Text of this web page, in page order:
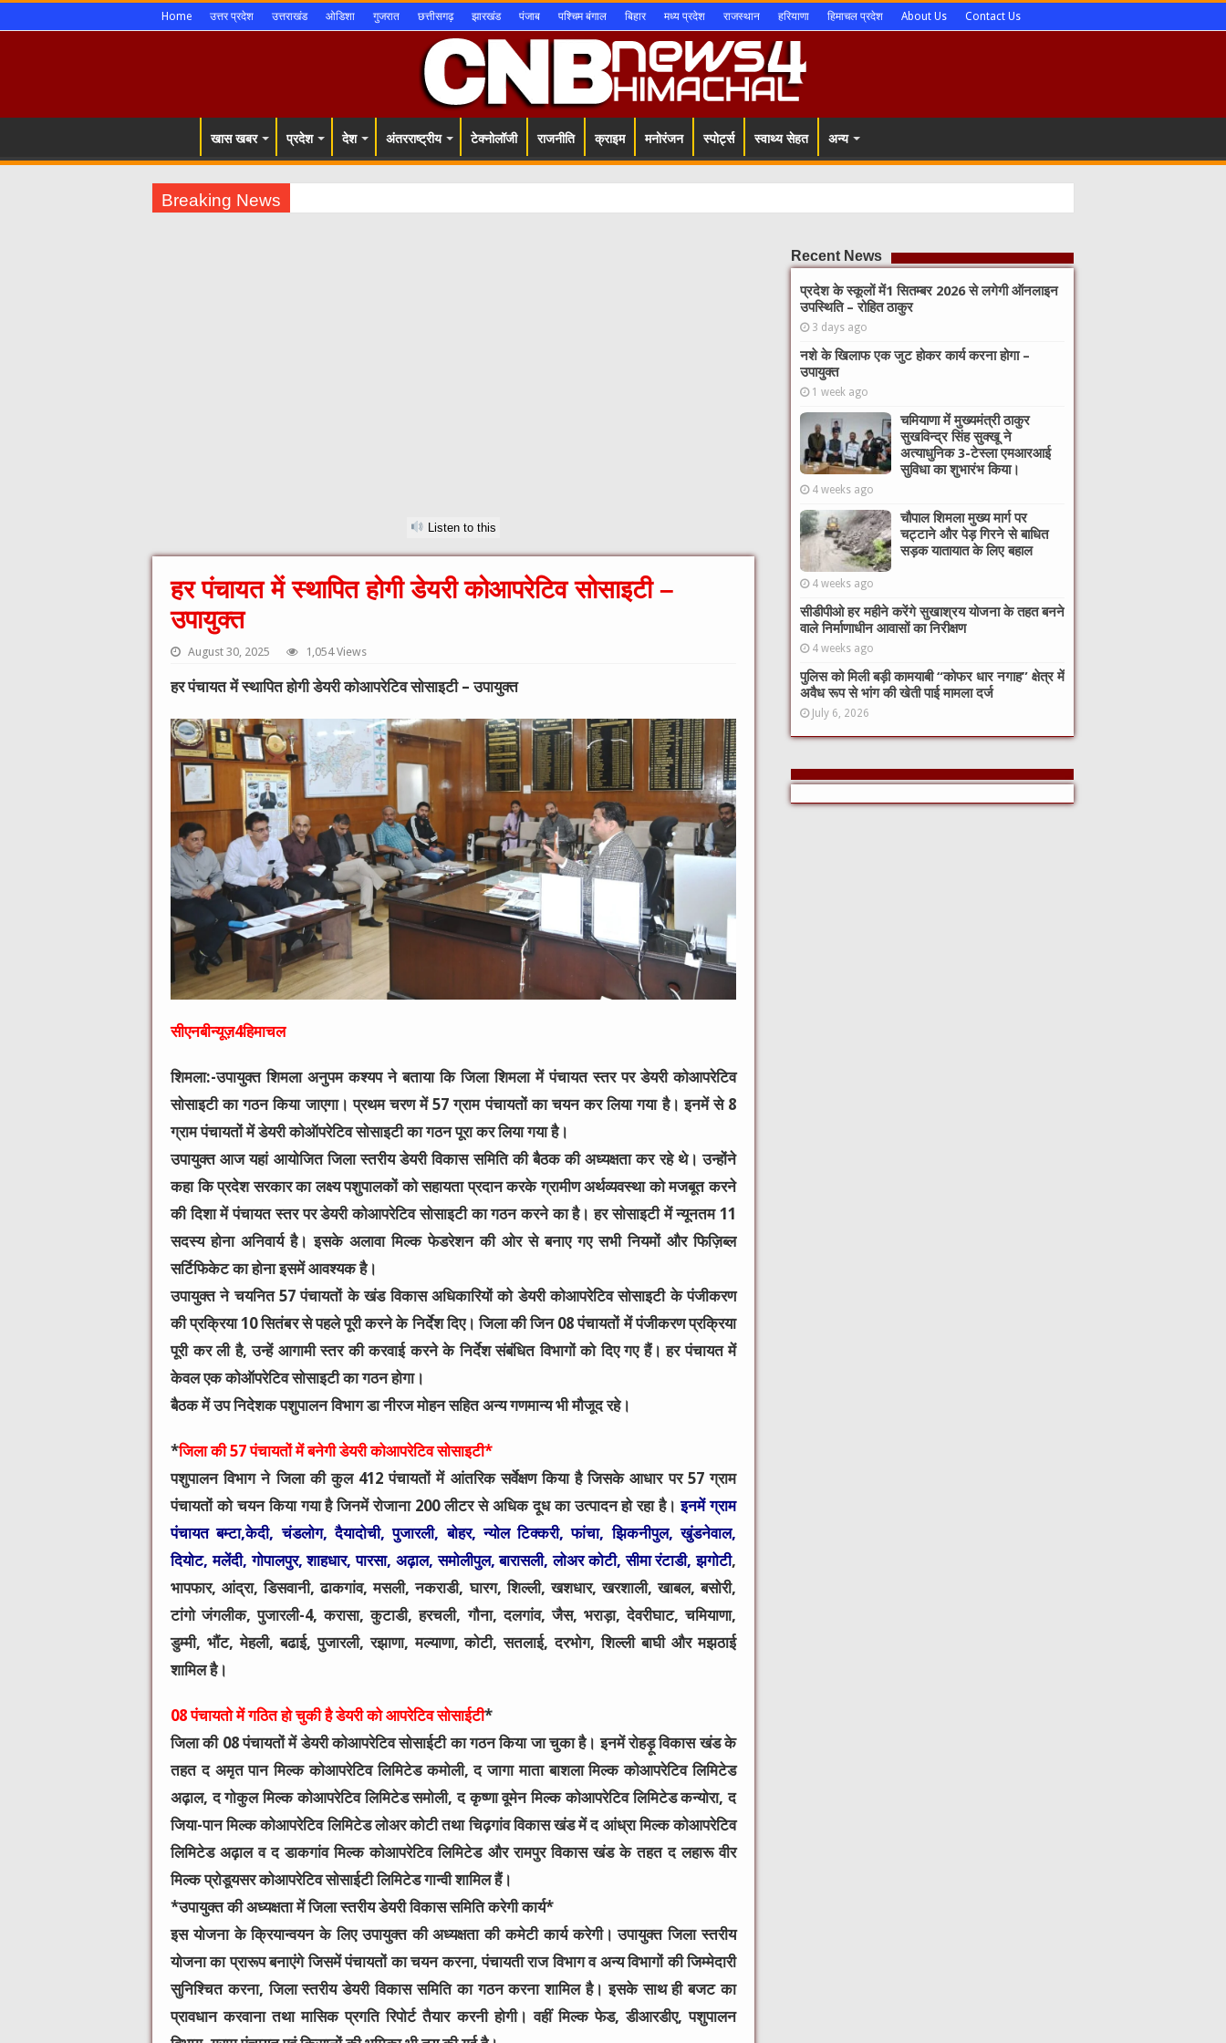
Home उत्तर प्रदेश उत्तराखंड ओडिशा गुजरात छत्तीसगढ़ झारखंड पंजाब पश्चिम बंगाल बिहार मध्य प्रदेश राजस्थान हरियाणा हिमाचल प्रदेश About Us Contact Us
खास खबर प्रदेश देश अंतरराष्ट्रीय टेक्नोलॉजी राजनीति क्राइम मनोरंजन स्पोर्ट्स स्वाथ्य सेहत अन्य
Breaking News
Listen to this
हर पंचायत में स्थापित होगी डेयरी कोआपरेटिव सोसाइटी –
उपायुक्त
August 30, 2025 1,054 Views
हर पंचायत में स्थापित होगी डेयरी कोआपरेटिव सोसाइटी – उपायुक्त
सीएनबीन्यूज़4हिमाचल
शिमला:-उपायुक्त शिमला अनुपम कश्यप ने बताया कि जिला शिमला में पंचायत स्तर पर डेयरी कोआपरेटिव
सोसाइटी का गठन किया जाएगा। प्रथम चरण में 57 ग्राम पंचायतों का चयन कर लिया गया है। इनमें से 8
ग्राम पंचायतों में डेयरी कोऑपरेटिव सोसाइटी का गठन पूरा कर लिया गया है।
उपायुक्त आज यहां आयोजित जिला स्तरीय डेयरी विकास समिति की बैठक की अध्यक्षता कर रहे थे। उन्होंने
कहा कि प्रदेश सरकार का लक्ष्य पशुपालकों को सहायता प्रदान करके ग्रामीण अर्थव्यवस्था को मजबूत करने
की दिशा में पंचायत स्तर पर डेयरी कोआपरेटिव सोसाइटी का गठन करने का है। हर सोसाइटी में न्यूनतम 11
सदस्य होना अनिवार्य है। इसके अलावा मिल्क फेडरेशन की ओर से बनाए गए सभी नियमों और फिज़िब्ल
सर्टिफिकेट का होना इसमें आवश्यक है।
उपायुक्त ने चयनित 57 पंचायतों के खंड विकास अधिकारियों को डेयरी कोआपरेटिव सोसाइटी के पंजीकरण
की प्रक्रिया 10 सितंबर से पहले पूरी करने के निर्देश दिए। जिला की जिन 08 पंचायतों में पंजीकरण प्रक्रिया
पूरी कर ली है, उन्हें आगामी स्तर की करवाई करने के निर्देश संबंधित विभागों को दिए गए हैं। हर पंचायत में
केवल एक कोऑपरेटिव सोसाइटी का गठन होगा।
बैठक में उप निदेशक पशुपालन विभाग डा नीरज मोहन सहित अन्य गणमान्य भी मौजूद रहे।
*जिला की 57 पंचायतों में बनेगी डेयरी कोआपरेटिव सोसाइटी*
पशुपालन विभाग ने जिला की कुल 412 पंचायतों में आंतरिक सर्वेक्षण किया है जिसके आधार पर 57 ग्राम
पंचायतों को चयन किया गया है जिनमें रोजाना 200 लीटर से अधिक दूध का उत्पादन हो रहा है।इनमें ग्राम
पंचायत बम्टा,केदी, चंडलोग, दैयादोची, पुजारली, बोहर, न्योल टिक्करी, फांचा, झिकनीपुल, खुंडनेवाल,
दियोट, मलेंदी, गोपालपुर, शाहधार, पारसा, अढ़ाल, समोलीपुल, बारासली, लोअर कोटी, सीमा रंटाडी, झगोटी,
भापफार, आंद्रा, डिसवानी, ढाकगांव, मसली, नकराडी, घारग, शिल्ली, खशधार, खरशाली, खाबल, बसोरी,
टांगो जंगलीक, पुजारली-4, करासा, कुटाडी, हरचली, गौना, दलगांव, जैस, भराड़ा, देवरीघाट, चमियाणा,
डुम्मी, भौंट, मेहली, बढाई, पुजारली, रझाणा, मल्याणा, कोटी, सतलाई, दरभोग, शिल्ली बाघी और मझठाई
शामिल है।
08 पंचायतो में गठित हो चुकी है डेयरी को आपरेटिव सोसाईटी*
जिला की 08 पंचायतों में डेयरी कोआपरेटिव सोसाईटी का गठन किया जा चुका है। इनमें रोहड़ू विकास खंड के
तहत द अमृत पान मिल्क कोआपरेटिव लिमिटेड कमोली, द जागा माता बाशला मिल्क कोआपरेटिव लिमिटेड
अढ़ाल, द गोकुल मिल्क कोआपरेटिव लिमिटेड समोली, द कृष्णा वूमेन मिल्क कोआपरेटिव लिमिटेड कन्योरा, द
जिया-पान मिल्क कोआपरेटिव लिमिटेड लोअर कोटी तथा चिढ़गांव विकास खंड में द आंध्रा मिल्क कोआपरेटिव
लिमिटेड अढ़ाल व द डाकगांव मिल्क कोआपरेटिव लिमिटेड और रामपुर विकास खंड के तहत द लहारू वीर
मिल्क प्रोडूयसर कोआपरेटिव सोसाईटी लिमिटेड गान्वी शामिल हैं।
*उपायुक्त की अध्यक्षता में जिला स्तरीय डेयरी विकास समिति करेगी कार्य*
इस योजना के क्रियान्वयन के लिए उपायुक्त की अध्यक्षता की कमेटी कार्य करेगी। उपायुक्त जिला स्तरीय
योजना का प्रारूप बनाएंगे जिसमें पंचायतों का चयन करना, पंचायती राज विभाग व अन्य विभागों की जिम्मेदारी
सुनिश्चित करना, जिला स्तरीय डेयरी विकास समिति का गठन करना शामिल है। इसके साथ ही बजट का
प्रावधान करवाना तथा मासिक प्रगति रिपोर्ट तैयार करनी होगी। वहीं मिल्क फेड, डीआरडीए, पशुपालन
Recent News
प्रदेश के स्कूलों में1 सितम्बर 2026 से लगेगी ऑनलाइन
उपस्थिति – रोहित ठाकुर
3 days ago
नशे के खिलाफ एक जुट होकर कार्य करना होगा –
उपायुक्त
1 week ago
चमियाणा में मुख्यमंत्री ठाकुर
सुखविन्द्र सिंह सुक्खू ने
अत्याधुनिक 3-टेस्ला एमआरआई
सुविधा का शुभारंभ किया।
4 weeks ago
चौपाल शिमला मुख्य मार्ग पर
चट्टाने और पेड़ गिरने से बाधित
सड़क यातायात के लिए बहाल
4 weeks ago
सीडीपीओ हर महीने करेंगे सुखाश्रय योजना के तहत बनने
वाले निर्माणाधीन आवासों का निरीक्षण
4 weeks ago
पुलिस को मिली बड़ी कामयाबी “कोफर धार नगाह” क्षेत्र में
अवैध रूप से भांग की खेती पाई मामला दर्ज
July 6, 2026